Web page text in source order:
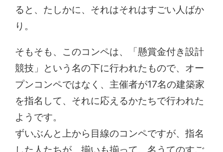
ると、たしかに、それはそれはすごい人ばか
り。
そもそも、このコンペは、「懸賞金付き設計
競技」という名の下に行われたもので、オー
プンコンペではなく、主催者が17名の建築家
を指名して、それに応えるかたちで行われた
ようです。
ずいぶんと上から目線のコンペですが、指名